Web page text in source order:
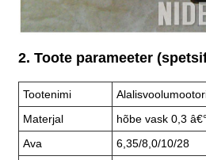
2. Toote parameeter
Tootenimi
Materjal
hõbe vask 0,3 â€°
Ava
6,35/8,0/10/28